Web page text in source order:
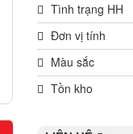
Tình trạng HH
Đơn vị tính
Màu sắc
Tồn kho